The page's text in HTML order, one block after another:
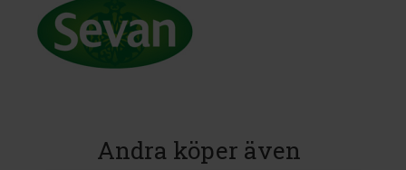
Andra köper även